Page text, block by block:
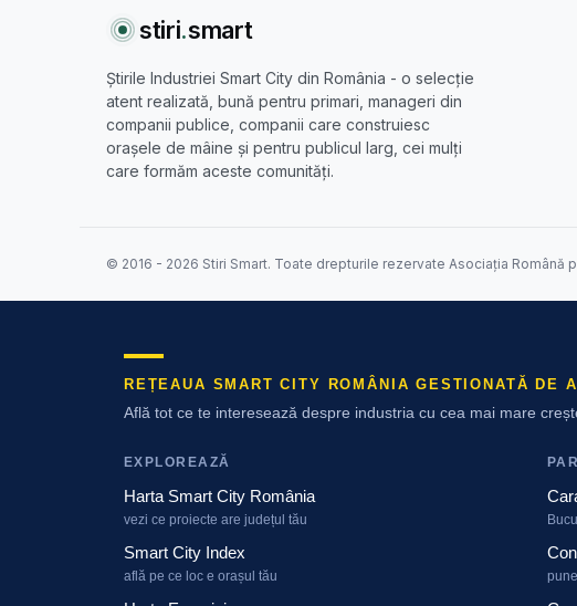
stiri.smart
Știrile Industriei Smart City din România - o selecție
atent realizată, bună pentru primari, manageri din
companii publice, companii care construiesc
orașele de mâine și pentru publicul larg, cei mulți
care formăm aceste comunități.
© 2016 - 2026 Stiri Smart. Toate drepturile rezervate Asociația Română
REȚEAUA SMART CITY ROMÂNIA GESTIONATĂ DE
Află tot ce te interesează despre industria cu cea mai mare
EXPLOREAZĂ
Harta Smart City România
vezi ce proiecte are județul tău
Smart City Index
află pe ce loc e orașul tău